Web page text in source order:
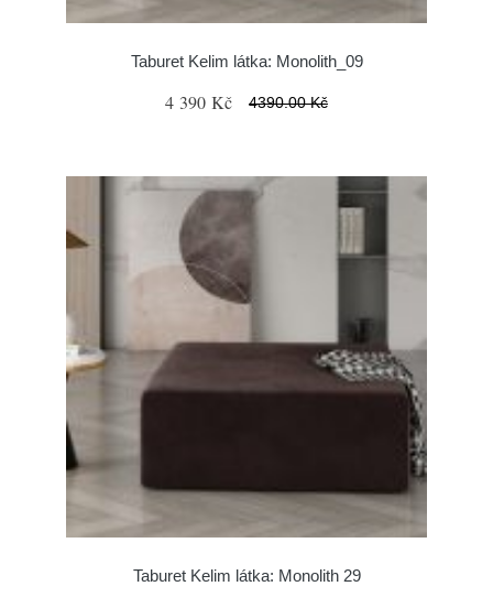
Taburet Kelim látka: Monolith_09
4 390 Kč 4390.00 Kč
Taburet Kelim látka: Monolith 29